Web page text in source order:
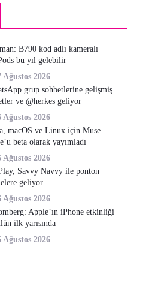
B790 kod adlı kameralı
bu yıl gelebilir
Ağustos 2026
grup sohbetlerine gelişmiş
ve @herkes geliyor
Ağustos 2026
macOS ve Linux için Muse
beta olarak yayımladı
Ağustos 2026
Savvy Navvy ile ponton
geliyor
Ağustos 2026
Apple’ın iPhone etkinliği
ilk yarısında
Ağustos 2026